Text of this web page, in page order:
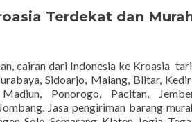
Terdekat dan
cairan dari Indonesia ke Kroasia
Sidoarjo, Malang, Blitar,
Ponorogo, Pacitan,
Jasa pengiriman barang